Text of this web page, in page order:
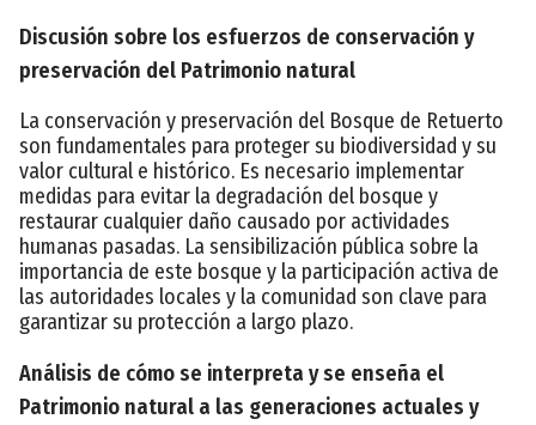
Discusión sobre los esfuerzos de conservación y
preservación del Patrimonio natural
La conservación y preservación del Bosque de Retuerto
son fundamentales para proteger su biodiversidad y su
valor cultural e histórico. Es necesario implementar
medidas para evitar la degradación del bosque y
restaurar cualquier daño causado por actividades
humanas pasadas. La sensibilización pública sobre la
importancia de este bosque y la participación activa de
las autoridades locales y la comunidad son clave para
garantizar su protección a largo plazo.
Análisis de cómo se interpreta y se enseña el
Patrimonio natural a las generaciones actuales y